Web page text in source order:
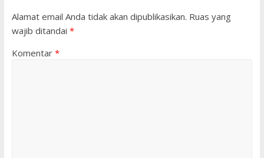
Alamat email Anda tidak akan dipublikasikan. Ruas yang
wajib ditandai *
Komentar *